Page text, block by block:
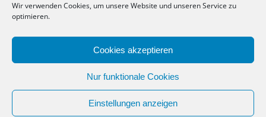
Wir verwenden Cookies, um unsere Website und unseren Service zu
optimieren.
Cookies akzeptieren
Nur funktionale Cookies
Einstellungen anzeigen
Weitere Informationen